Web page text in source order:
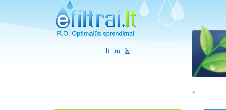
lt ru lv